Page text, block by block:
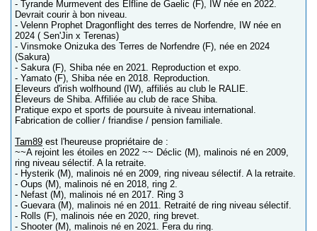
- Tyrande Murmevent des Elfline de Gaelic (F), IW née en 2022.
Devrait courir à bon niveau.
- Velenn Prophet Dragonflight des terres de Norfendre, IW née en
2024 ( Sen'Jin x Terenas)
- Vinsmoke Onizuka des Terres de Norfendre (F), née en 2024
(Sakura)
- Sakura (F), Shiba née en 2021. Reproduction et expo.
- Yamato (F), Shiba née en 2018. Reproduction.
Eleveurs d'irish wolfhound (IW), affiliés au club le RALIE.
Éleveurs de Shiba. Affiliée au club de race Shiba.
Pratique expo et sports de poursuite à niveau international.
Fabrication de collier / friandise / pension familiale.
Tam89 est l'heureuse propriétaire de :
~~A rejoint les étoiles en 2022 ~~ Déclic (M), malinois né en 2009,
ring niveau sélectif. A la retraite.
- Hysterik (M), malinois né en 2009, ring niveau sélectif. A la retraite.
- Oups (M), malinois né en 2018, ring 2.
- Nefast (M), malinois né en 2017. Ring 3
- Guevara (M), malinois né en 2011. Retraité de ring niveau sélectif.
- Rolls (F), malinois née en 2020, ring brevet.
- Shooter (M), malinois né en 2021. Fera du ring.